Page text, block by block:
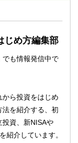
じめ方編集部
でも情報発信中で
から投資をはじめ
を紹介する、初
資、新NISAや
紹介しています。